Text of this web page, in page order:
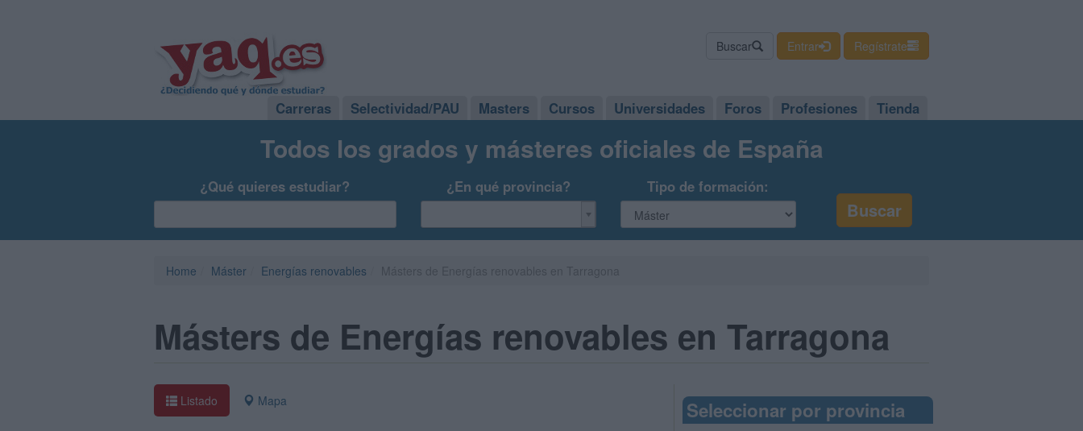
Buscar Entrar Regístrate
Carreras Selectividad/PAU Masters Cursos Universidades Foros Profesiones Tienda
Todos los grados y másteres oficiales de España
¿Qué quieres estudiar? ¿En qué provincia? Tipo de formación:
Home Máster Energías renovables
Másters de Energías renovables en Tarragona
Listado Mapa Seleccionar por provincia